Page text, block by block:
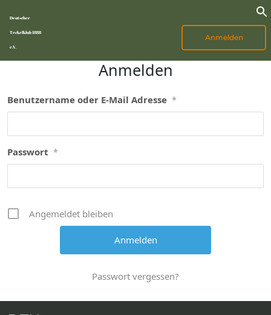
Deutscher
Teckelklub 1888
e.V.
Anmelden
Anmelden
Benutzername oder E-Mail Adresse *
Passwort *
Angemeldet bleiben
Passwort vergessen?